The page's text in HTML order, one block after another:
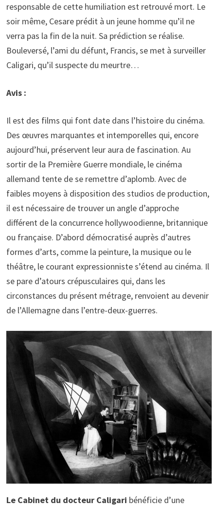
responsable de cette humiliation est retrouvé mort. Le
soir même, Cesare prédit à un jeune homme qu’il ne
verra pas la fin de la nuit. Sa prédiction se réalise.
Bouleversé, l’ami du défunt, Francis, se met à surveiller
Caligari, qu’il suspecte du meurtre…
Avis :
Il est des films qui font date dans l’histoire du cinéma.
Des œuvres marquantes et intemporelles qui, encore
aujourd’hui, préservent leur aura de fascination. Au
sortir de la Première Guerre mondiale, le cinéma
allemand tente de se remettre d’aplomb. Avec de
faibles moyens à disposition des studios de production,
il est nécessaire de trouver un angle d’approche
différent de la concurrence hollywoodienne, britannique
ou française. D’abord démocratisé auprès d’autres
formes d’arts, comme la peinture, la musique ou le
théâtre, le courant expressionniste s’étend au cinéma. Il
se pare d’atours crépusculaires qui, dans les
circonstances du présent métrage, renvoient au devenir
de l’Allemagne dans l’entre-deux-guerres.
Le Cabinet du docteur Caligari bénéficie d’une